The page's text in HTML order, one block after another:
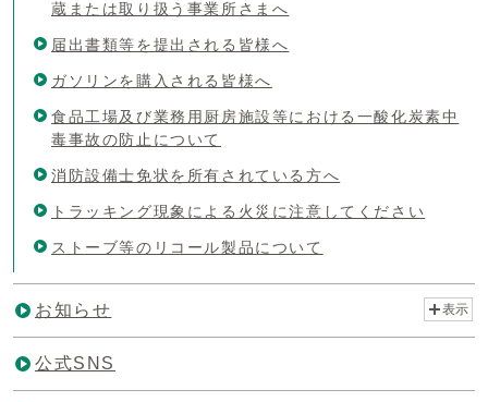
蔵または取り扱う事業所さまへ
届出書類等を提出される皆様へ
ガソリンを購入される皆様へ
食品工場及び業務用厨房施設等における一酸化炭素中
毒事故の防止について
消防設備士免状を所有されている方へ
トラッキング現象による火災に注意してください
ストーブ等のリコール製品について
お知らせ 表示
公式SNS